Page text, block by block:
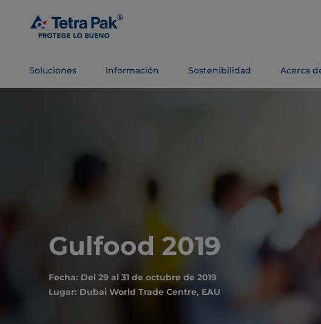
contenido
principal
Soluciones Información Sostenibilidad Acerca
Gulfood 2019
Fecha: Del 29 al 31 de octubre de 2019
Lugar: Dubai World Trade Centre, EAU